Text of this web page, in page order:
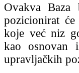
Ovakva
pozicionirat
koje već niz
kao osnovan
upravljačkih